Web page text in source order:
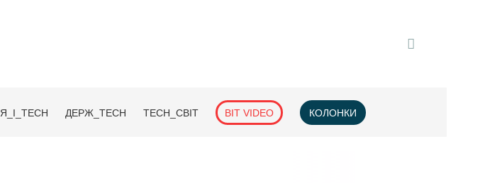
Я_І_TECH ДЕРЖ_TECH TECH_СВІТ BIT VIDEO КОЛОНКИ